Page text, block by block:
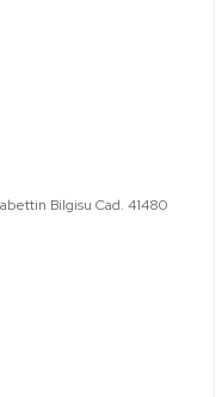
Bilgisu Cad. 41480